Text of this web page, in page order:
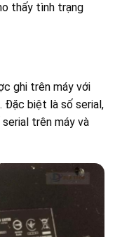
thấy tình trạng
ghi trên máy với
Đặc biệt là số serial,
trên máy và